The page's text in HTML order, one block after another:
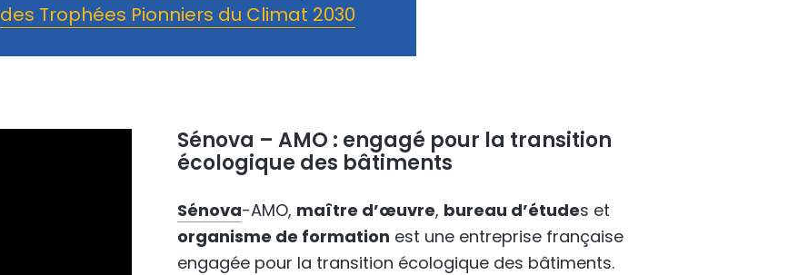
des Trophées Pionniers du Climat 2030
Sénova – AMO : engagé pour la transition
écologique des bâtiments
Sénova-AMO, maître d’œuvre, bureau d’études et
organisme de formation est une entreprise française
engagée pour la transition écologique des bâtiments.